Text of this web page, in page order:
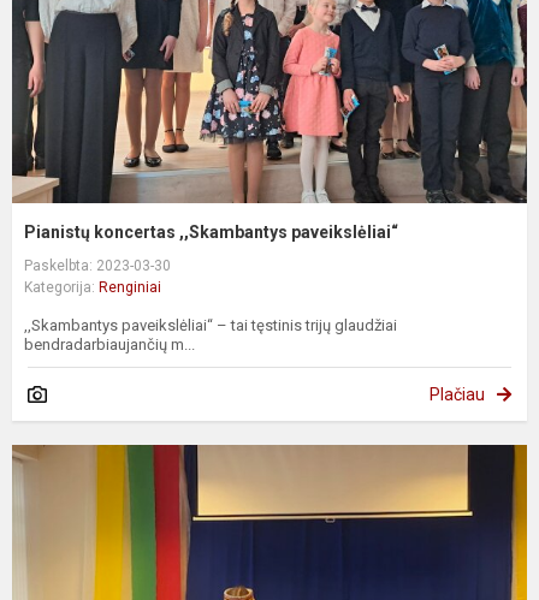
Pianistų koncertas ,,Skambantys paveikslėliai“
Paskelbta: 2023-03-30
Kategorija: Renginiai
,,Skambantys paveikslėliai“ – tai tęstinis trijų glaudžiai
bendradarbiaujančių m...
Plačiau